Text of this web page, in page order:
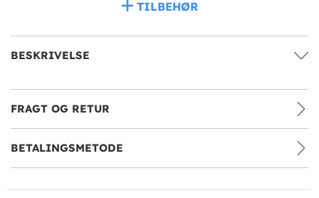
TILBEHØR
BESKRIVELSE
FRAGT OG RETUR
BETALINGSMETODE